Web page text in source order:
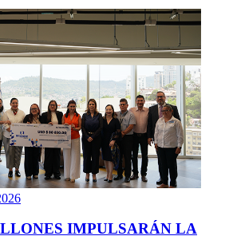
IMPULSARÁN LA